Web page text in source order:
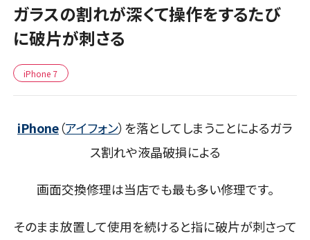
ガラスの割れが深くて操作をするたび
に破片が刺さる
iPhone 7
iPhone（アイフォン）を落としてしまうことによるガラ
ス割れや液晶破損による
画面交換修理は当店でも最も多い修理です。
そのまま放置して使用を続けると指に破片が刺さって